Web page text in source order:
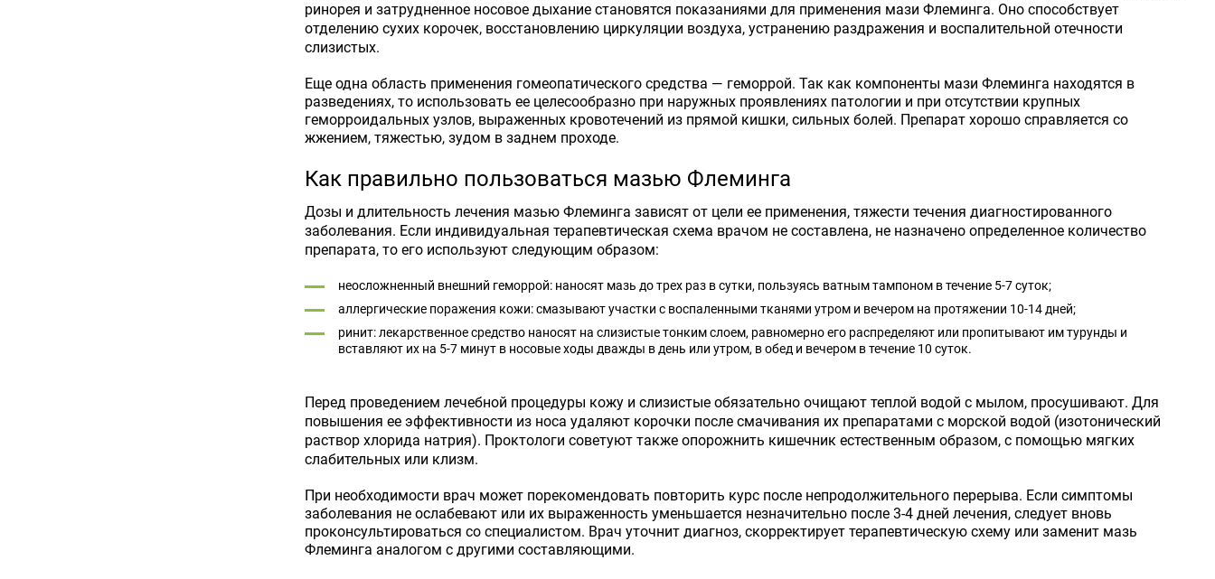
ринорея и затрудненное носовое дыхание становятся показаниями для применения мази Флеминга. Оно способствует
отделению сухих корочек, восстановлению циркуляции воздуха, устранению раздражения и воспалительной отечности
слизистых.
Еще одна область применения гомеопатического средства — геморрой. Так как компоненты мази Флеминга находятся в
разведениях, то использовать ее целесообразно при наружных проявлениях патологии и при отсутствии крупных
геморроидальных узлов, выраженных кровотечений из прямой кишки, сильных болей. Препарат хорошо справляется со
жжением, тяжестью, зудом в заднем проходе.
Как правильно пользоваться мазью Флеминга
Дозы и длительность лечения мазью Флеминга зависят от цели ее применения, тяжести течения диагностированного
заболевания. Если индивидуальная терапевтическая схема врачом не составлена, не назначено определенное количество
препарата, то его используют следующим образом:
неосложненный внешний геморрой: наносят мазь до трех раз в сутки, пользуясь ватным тампоном в течение 5-7 суток;
аллергические поражения кожи: смазывают участки с воспаленными тканями утром и вечером на протяжении 10-14 дней;
ринит: лекарственное средство наносят на слизистые тонким слоем, равномерно его распределяют или пропитывают им турунды и
вставляют их на 5-7 минут в носовые ходы дважды в день или утром, в обед и вечером в течение 10 суток.
Перед проведением лечебной процедуры кожу и слизистые обязательно очищают теплой водой с мылом, просушивают. Для
повышения ее эффективности из носа удаляют корочки после смачивания их препаратами с морской водой (изотонический
раствор хлорида натрия). Проктологи советуют также опорожнить кишечник естественным образом, с помощью мягких
слабительных или клизм.
При необходимости врач может порекомендовать повторить курс после непродолжительного перерыва. Если симптомы
заболевания не ослабевают или их выраженность уменьшается незначительно после 3-4 дней лечения, следует вновь
проконсультироваться со специалистом. Врач уточнит диагноз, скорректирует терапевтическую схему или заменит мазь
Флеминга аналогом с другими составляющими.